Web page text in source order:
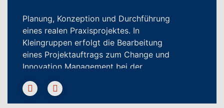
Planung, Konzeption und Durchführung
eines realen Praxisprojektes. In
Kleingruppen erfolgt die Bearbeitung
eines Projektauftrags zum Change und
Innovation Management bei der
1. Semester